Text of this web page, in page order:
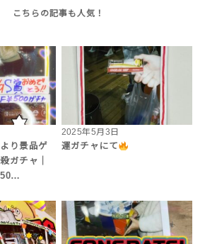
り景品ゲ
ガチャ｜
50…
2025年5月3日
運ガチャにて